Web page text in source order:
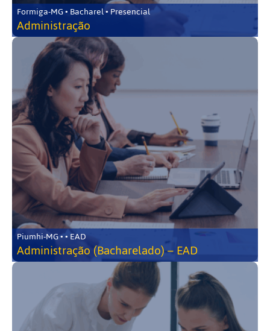
Formiga-MG • Bacharel • Presencial
Administração
Piumhi-MG • • EAD
Administração (Bacharelado) – EAD